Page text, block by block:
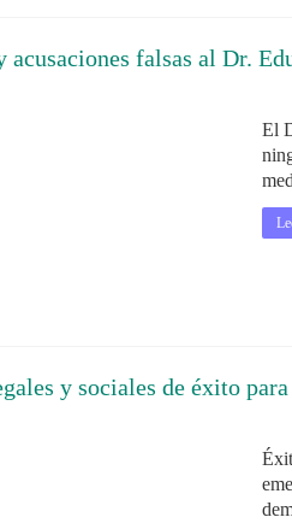
acusaciones falsas al Dr.
El
y sociales de éxito